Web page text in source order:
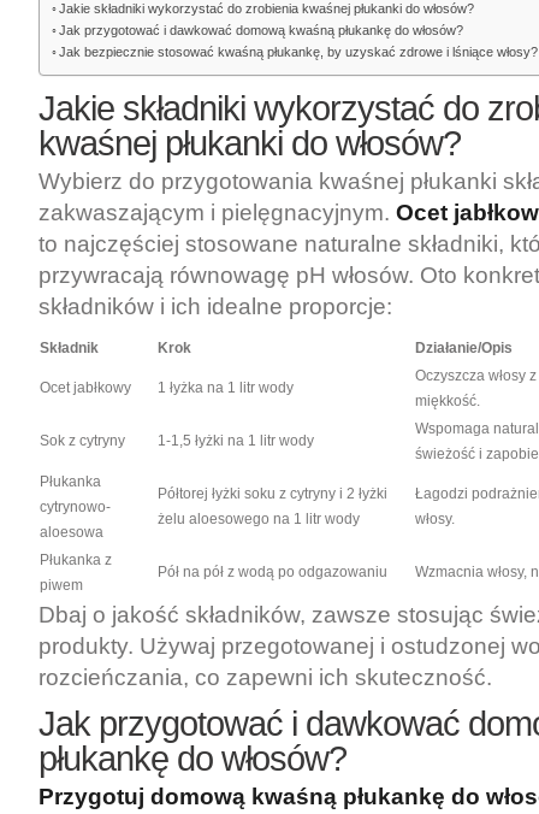
Jakie składniki wykorzystać do zrobienia kwaśnej płukanki do włosów?
Jak przygotować i dawkować domową kwaśną płukankę do włosów?
Jak bezpiecznie stosować kwaśną płukankę, by uzyskać zdrowe i lśniące włosy?
Jakie składniki wykorzystać do
kwaśnej płukanki do włosów?
Wybierz do przygotowania kwaśnej płukanki
zakwaszającym i pielęgnacyjnym. Ocet
to najczęściej stosowane naturalne składniki,
przywracają równowagę pH włosów. Oto
składników i ich idealne proporcje:
Składnik Krok Działanie/Opis
Ocet jabłkowy 1 łyżka na 1 litr wody
Oczyszcza włosy
miękkość.
Sok z cytryny 1-1,5 łyżki na 1 litr wody
Wspomaga
świeżość i
Płukanka
cytrynowo-
aloesowa
Półtorej łyżki soku z cytryny i 2 łyżki
żelu aloesowego na 1 litr wody
Łagodzi
włosy.
Płukanka z
piwem
Pół na pół z wodą po odgazowaniu Wzmacnia włosy,
Dbaj o jakość składników, zawsze stosując
produkty. Używaj przegotowanej i ostudzonej
rozcieńczania, co zapewni ich skuteczność.
Jak przygotować i dawkować
płukankę do włosów?
Przygotuj domową kwaśną płukankę do